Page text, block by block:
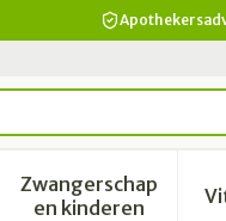
verzorging en
voor Dieet,
Zwangerschap
en kinderen
Toon